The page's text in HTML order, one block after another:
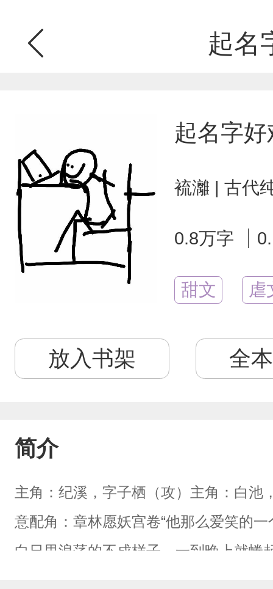
起名
起名字好
裗灕 | 古代
0.8万字
甜文 虐
放入书架 全
简介
主角：纪溪，字子栖（攻）主角：白池
意配角：章林愿妖宫卷“他那么爱笑的
白日里浪荡的不成样子，一到晚上就蜷